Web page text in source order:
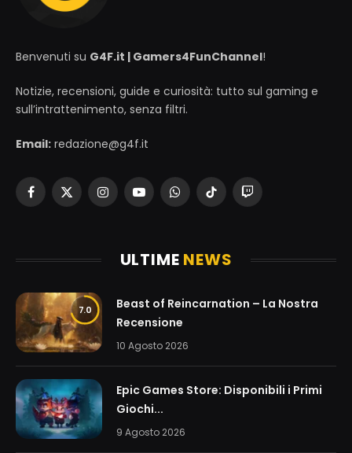
Benvenuti su G4F.it | Gamers4FunChannel!
Notizie, recensioni, guide e curiosità: tutto sul gaming e
sull’intrattenimento, senza filtri.
Email: redazione@g4f.it
Facebook
X
InstagramYouTubeWhatsAppTikTokTwitch
ULTIME NEWS
7.0
Beast of Reincarnation – La Nostra
Recensione
10 Agosto 2026
Epic Games Store: Disponibili i Primi
Giochi...
9 Agosto 2026